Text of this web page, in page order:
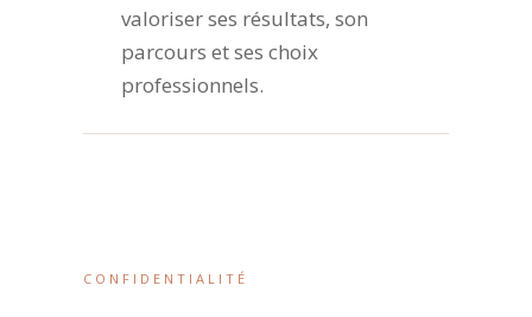
valoriser ses résultats, son
parcours et ses choix
professionnels.
CONFIDENTIALITÉ